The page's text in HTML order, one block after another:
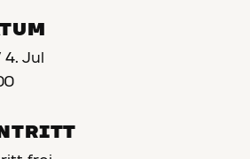
4. Jul